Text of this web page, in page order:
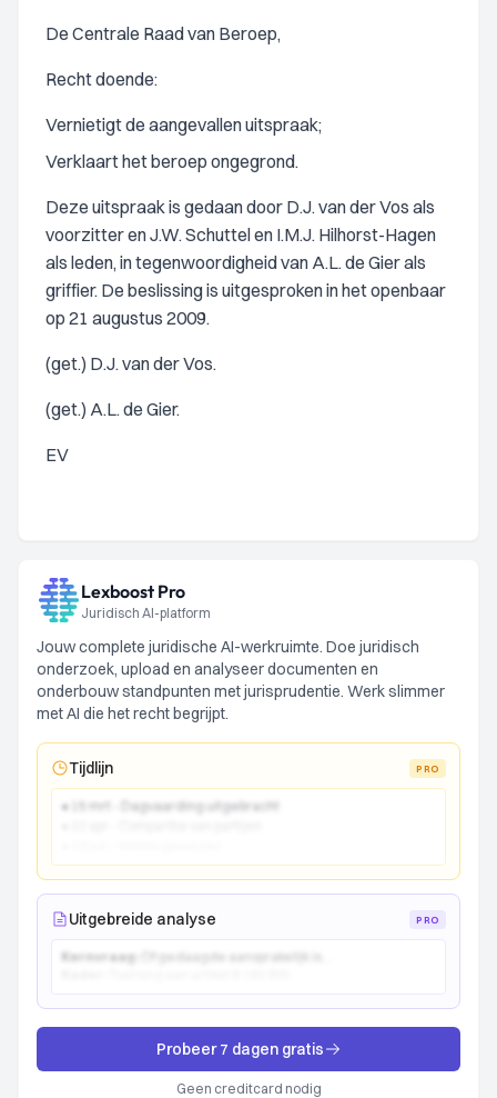
De Centrale Raad van Beroep,
Recht doende:
Vernietigt de aangevallen uitspraak;
Verklaart het beroep ongegrond.
Deze uitspraak is gedaan door D.J. van der Vos als
voorzitter en J.W. Schuttel en I.M.J. Hilhorst-Hagen
als leden, in tegenwoordigheid van A.L. de Gier als
griffier. De beslissing is uitgesproken in het openbaar
op 21 augustus 2009.
(get.) D.J. van der Vos.
(get.) A.L. de Gier.
EV
Lexboost Pro
Juridisch AI-platform
Jouw complete juridische AI-werkruimte. Doe juridisch
onderzoek, upload en analyseer documenten en
onderbouw standpunten met jurisprudentie. Werk slimmer
met AI die het recht begrijpt.
Tijdlijn PRO
● 15 mrt - Dagvaarding uitgebracht
Uitgebreide analyse PRO
Kernvraag:
Probeer 7 dagen gratis
Geen creditcard nodig